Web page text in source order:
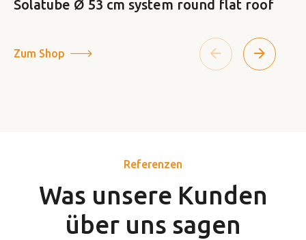
Solatube Ø 53 cm system round flat roof
Zum Shop
Referenzen
Was unsere Kunden
über uns sagen